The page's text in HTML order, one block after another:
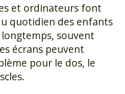
et ordinateurs font
quotidien des enfants
souvent
écrans peuvent
pour le dos, le